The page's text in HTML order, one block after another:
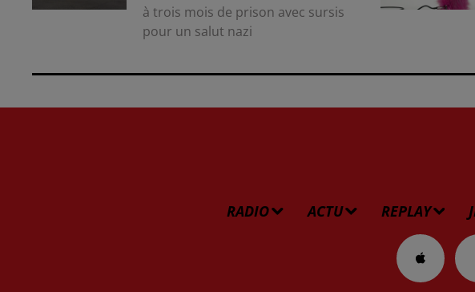
à trois mois de prison avec sursis
pour un salut nazi
RADIO ACTU REPLAY